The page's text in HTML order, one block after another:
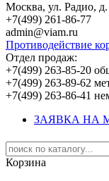
Москва, ул. Радио,
+7(499) 261-86-77
admin@viam.ru
Противодействие
Отдел продаж:
+7(499) 263-85-20
+7(499) 263-89-62
+7(499) 263-86-41
ЗАЯВКА НА
Корзина